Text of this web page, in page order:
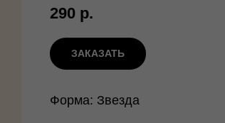
290 р.
ЗАКАЗАТЬ
Форма: Звезда